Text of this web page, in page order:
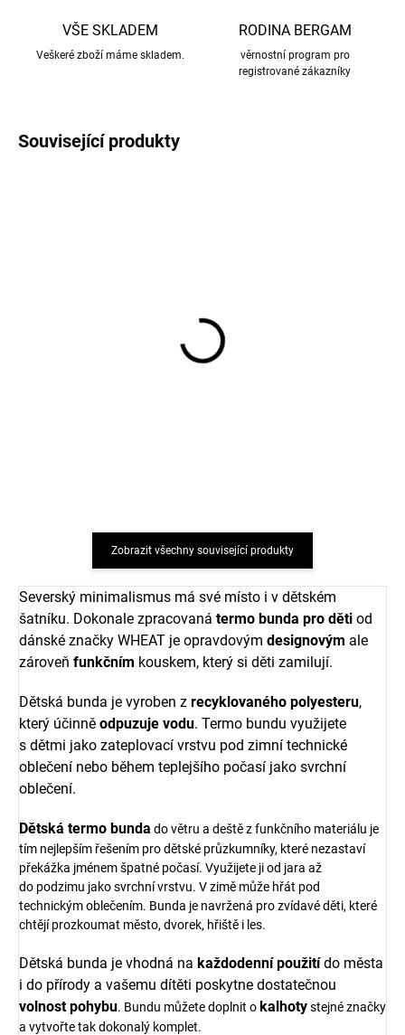
VŠE SKLADEM
Veškeré zboží máme skladem.
RODINA BERGAM
věrnostní program pro
registrované zákazníky
Související produkty
Zobrazit všechny související produkty
Severský minimalismus má své místo i v dětském
šatníku. Dokonale zpracovaná termo bunda pro děti od
dánské značky WHEAT je opravdovým designovým ale
zároveň funkčním kouskem, který si děti zamilují.
Dětská bunda je vyroben z recyklovaného polyesteru,
který účinně odpuzuje vodu. Termo bundu využijete
s dětmi jako zateplovací vrstvu pod zimní technické
oblečení nebo během teplejšího počasí jako svrchní
oblečení.
Dětská termo bunda do větru a deště z funkčního materiálu je
tím nejlepším řešením pro dětské průzkumníky, které nezastaví
překážka jménem špatné počasí. Využijete ji od jara až
do podzimu jako svrchní vrstvu. V zimě může hřát pod
technickým oblečením. Bunda je navržená pro zvídavé děti, které
chtějí prozkoumat město, dvorek, hřiště i les.
Dětská bunda je vhodná na každodenní použitído města
i do přírody a vašemu dítěti poskytne dostatečnou
volnostpohybu. Bundu můžete doplnit okalhotystejné značky
a vytvořte tak dokonalý komplet.